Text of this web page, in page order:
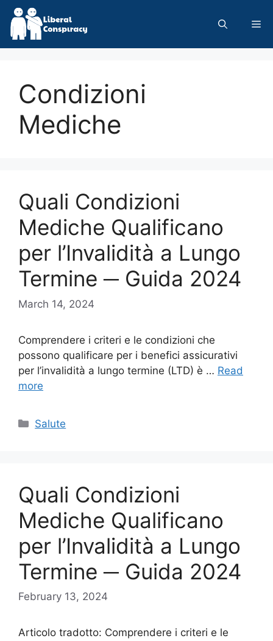
Skip
content
Condizioni
Mediche
Quali Condizioni
Mediche Qualificano
per l’Invalidità a Lungo
Termine ─ Guida 2024
March 14, 2024
Comprendere i criteri e le condizioni che
possono qualificare per i benefici assicurativi
per l’invalidità a lungo termine (LTD) è … Read
more
Categories
Salute
Quali Condizioni
Mediche Qualificano
per l’Invalidità a Lungo
Termine ─ Guida 2024
February 13, 2024
Articolo tradotto: Comprendere i criteri e le